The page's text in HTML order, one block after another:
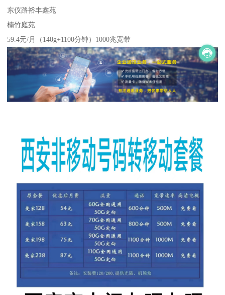
东仪路裕丰鑫苑
楠竹庭苑
59.4元/月（140g+1100分钟）1000兆宽带